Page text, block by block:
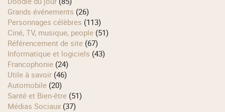
Grands événements (26)
Personnages célèbres (113)
Ciné, TV, musique, people (51)
Référencement de site (67)
Informatique et logiciels (43)
Francophonie (24)
Utile à savoir (46)
Automobile (20)
Santé et Bien-être (51)
Médias Sociaux (37)